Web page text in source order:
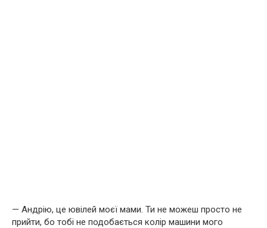
— Андрію, це ювілей моєї мами. Ти не можеш просто не
прийти, бо тобі не подобається колір машини мого